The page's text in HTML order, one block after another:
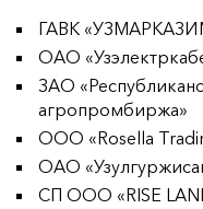
ГАВК
ОАО
ЗАО
агропромбиржа»
ООО «Rosella
ОАО
СП ООО «RISE